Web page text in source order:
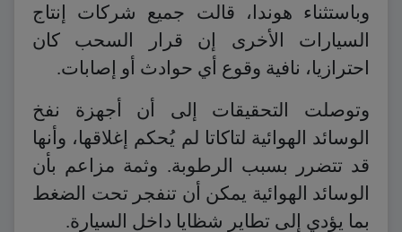
وباستثناء هوندا، قالت جميع شركات إنتاج
السيارات الأخرى إن قرار السحب كان
احترازيا، نافية وقوع أي حوادث أو إصابات.
وتوصلت التحقيقات إلى أن أجهزة نفخ
الوسائد الهوائية لتاكاتا لم يُحكم إغلاقها، وأنها
قد تتضرر بسبب الرطوبة. وثمة مزاعم بأن
الوسائد الهوائية يمكن أن تنفجر تحت الضغط
بما يؤدي إلى تطاير شظايا داخل السيارة.